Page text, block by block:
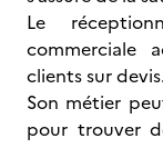
Le
commerciale
clients sur devis.
Son métier
pour trouver